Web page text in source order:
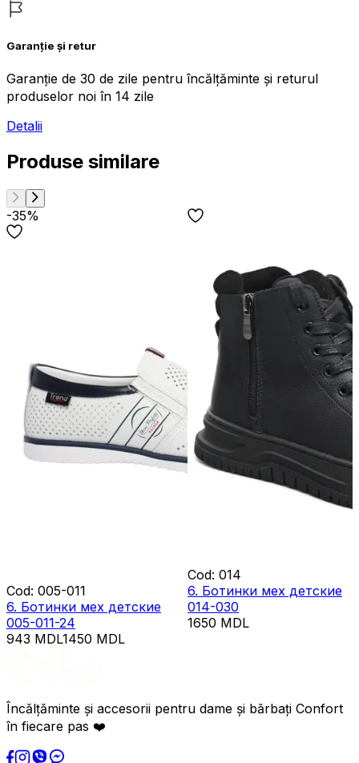
Garanție și retur
Garanție de 30 de zile pentru încălțăminte și returul
produselor noi în 14 zile
Detalii
Produse similare
-35%
Cod: 005-011
6. Ботинки мех детские
005-011-24
943 MDL1450 MDL
Cod: 014
6. Ботинки мех детские
014-030
1650 MDL
Încălțăminte și accesorii pentru dame și bărbați Confort
în fiecare pas ❤️